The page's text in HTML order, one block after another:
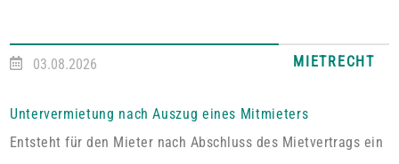
Oberlandesgericht Zweibrücken entschiedenen Fall umfasste
alleinige ausschließliche Benutzung der abgeschlossenen
Wohnung im Dachgeschoss“. Tatsächlich handelt es sich bei
03.08.2026 MIETRECHT
Untervermietung nach Auszug eines Mitmieters
Entsteht für den Mieter nach Abschluss des Mietvertrags ein